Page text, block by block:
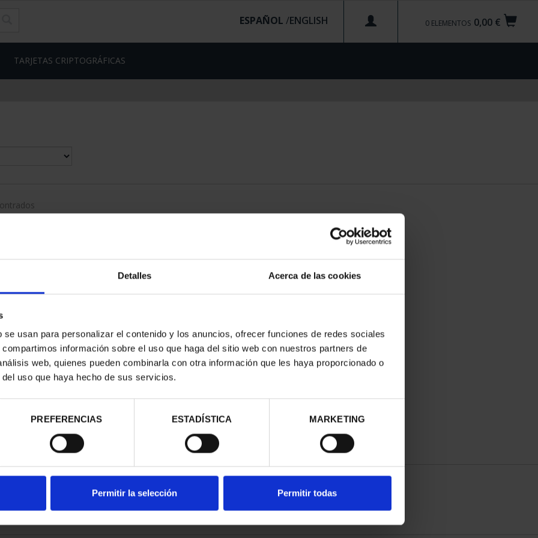
Detalles Acerca de las cookies
usan para personalizar el contenido y los anuncios, ofrecer funciones de redes sociales
información sobre el uso que haga del sitio web con nuestros partners de
web, quienes pueden combinarla con otra información que les haya proporcionado o
uso que haya hecho de sus servicios.
PREFERENCIAS ESTADÍSTICA MARKETING
Permitir la selección Permitir todas
0,00 €
0 ELEMENTOS
ESPAÑOL /
TARJETAS CRIPTOGRÁFICAS
III -